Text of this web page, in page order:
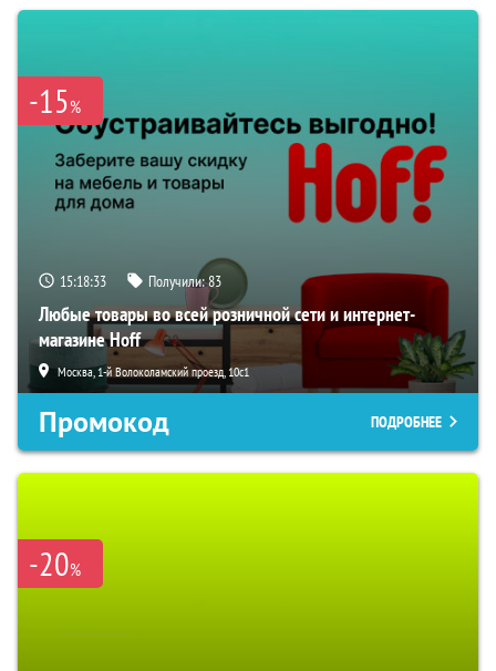
-15%
15:18:32 Получили:83
Любые товары во всей розничной сети и интернет-
магазине Hoff
Москва, 1-й Волоколамский проезд, 10с1
Промокод ПОДРОБНЕЕ
-20%